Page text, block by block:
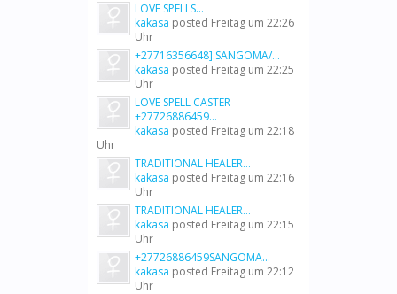
LOVE SPELLS...
kakasa posted Freitag um 22:26
Uhr
+27716356648].SANGOMA/...
kakasa posted Freitag um 22:25
Uhr
LOVE SPELL CASTER
+27726886459...
kakasa posted Freitag um 22:18
Uhr
TRADITIONAL HEALER...
kakasa posted Freitag um 22:16
Uhr
TRADITIONAL HEALER...
kakasa posted Freitag um 22:15
Uhr
+27726886459SANGOMA...
kakasa posted Freitag um 22:12
Uhr